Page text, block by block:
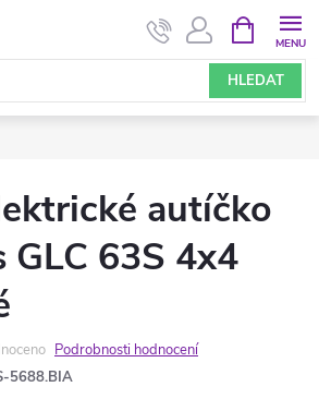
HLEDAT
NÁKUPNÍ
KOŠÍK
autíčko
GLC 63S 4x4
Podrobnosti hodnocení
5688.BIA